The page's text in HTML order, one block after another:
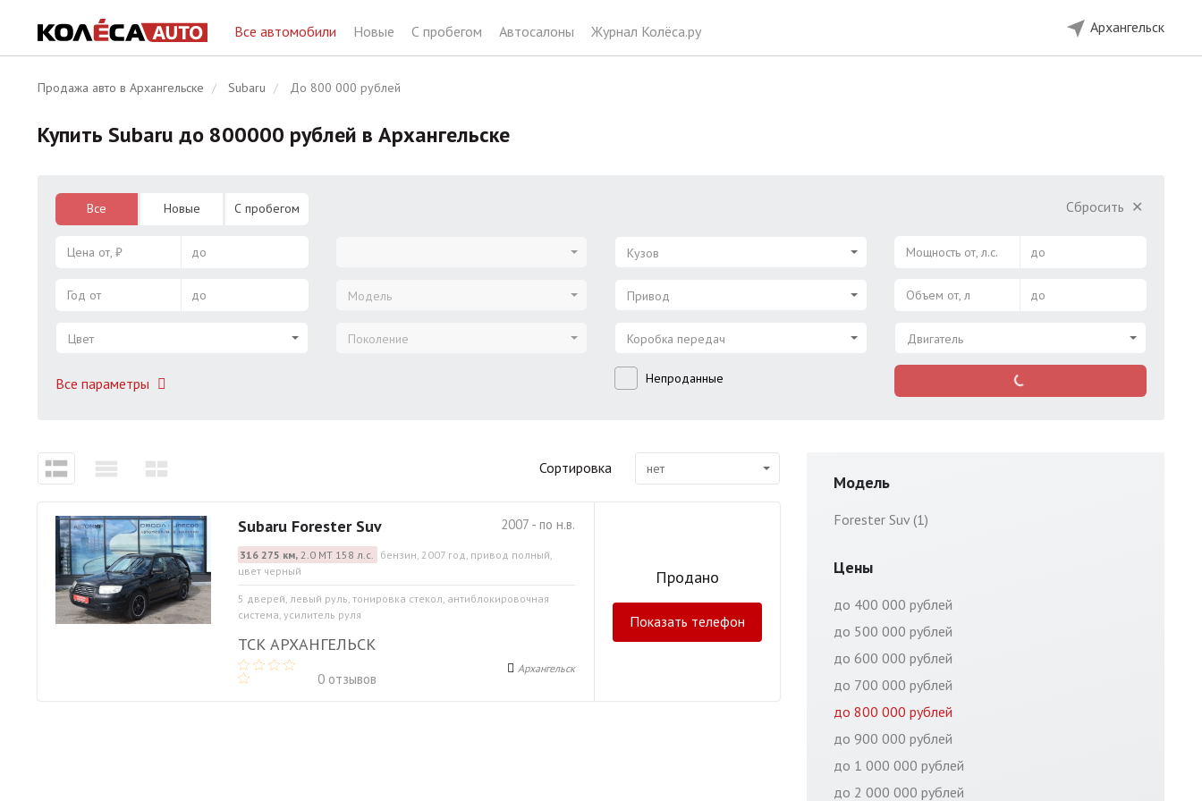
Все автомобили Новые С пробегом Автосалоны Журнал Колёса.ру Архангельск
Продажа авто в Архангельске Subaru До 800 000 рублей
Купить Subaru до 800000 рублей в Архангельске
Все Новые С пробегом
Цена от, ₽ до
Год от до
Цвет
Все параметры
Модель
Поколение
Кузов
Привод
Коробка передач
Непроданные
Сбросить ✕
Мощность от, л.с. до
Объем от, л до
Двигатель
Сортировка нет
2007 - по н.в.
Subaru Forester Suv
316 275 км,2.0 МТ 158 л.с. бензин, 2007 год, привод полный,
цвет черный
5 дверей, левый руль, тонировка стекол, антиблокировочная
система, усилитель руля
ТСК АРХАНГЕЛЬСК
0 отзывов
Архангельск
Продано
Показать телефон
Модель
Forester Suv (1)
Цены
до 400 000 рублей
до 500 000 рублей
до 600 000 рублей
до 700 000 рублей
до 800 000 рублей
до 900 000 рублей
до 1 000 000 рублей
до 2 000 000 рублей